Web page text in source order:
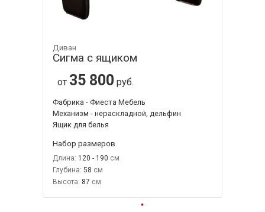
Диван
Сигма с ящиком
от 35 800 руб.
Фабрика - Фиеста Мебель
Механизм - нераскладной, дельфин
Ящик для белья
Набор размеров
Длина: 120 - 190
Глубина: 58
Высота: 87